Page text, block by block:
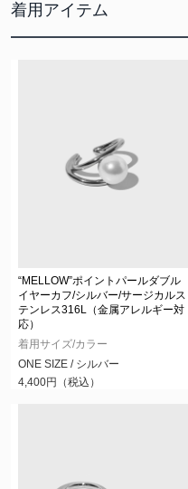
着用アイテム
“MELLOW”ポイントパールダブル
イヤーカフ/シルバー/サージカルス
テンレス316L（金属アレルギー対
応）
着用サイズ/カラー
ONE SIZE / シルバー
4,400円（税込）